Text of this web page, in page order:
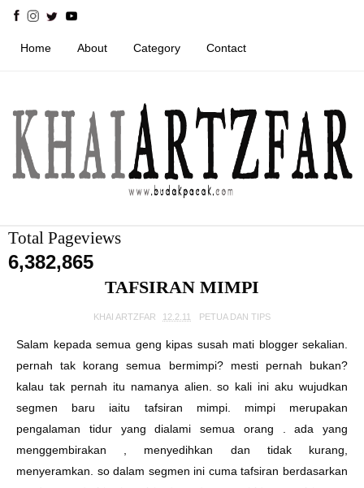
Home About Category Contact
Total Pageviews
6,382,865
TAFSIRAN MIMPI
KHAI ARTZFAR 12.2.11 PETUA DAN TIPS
Salam kepada semua geng kipas susah mati blogger sekalian.
pernah tak korang semua bermimpi? mesti pernah bukan?
kalau tak pernah itu namanya alien. so kali ini aku wujudkan
segmen baru iaitu tafsiran mimpi. mimpi merupakan
pengalaman tidur yang dialami semua orang . ada yang
menggembirakan , menyedihkan dan tidak kurang,
menyeramkan. so dalam segmen ini cuma tafsiran berdasarkan